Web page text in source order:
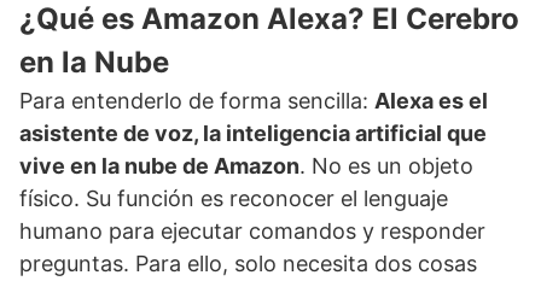
¿Qué es Amazon Alexa? El Cerebro
en la Nube
Para entenderlo de forma sencilla: Alexa es el
asistente de voz, la inteligencia artificial que
vive en la nube de Amazon. No es un objeto
físico. Su función es reconocer el lenguaje
humano para ejecutar comandos y responder
preguntas. Para ello, solo necesita dos cosas